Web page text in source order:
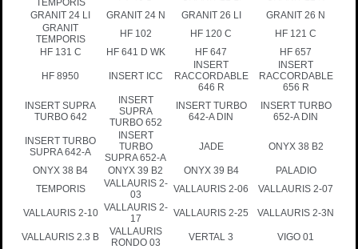
TEMPORIS
GRANIT 24 LI
GRANIT 24 N GRANIT 26 LI
GRANIT 26 N
GRANIT
TEMPORIS
HF 102 HF 120 C
HF 121 C
HF 131 C
HF 641 D WK HF 647 HF 657
HF 8950 INSERT ICC
INSERT
RACCORDABLE
646 R
INSERT
RACCORDABLE
656 R
INSERT SUPRA
TURBO 642
INSERT
SUPRA
TURBO 652
INSERT TURBO
642-A DIN
INSERT TURBO
652-A DIN
INSERT TURBO
SUPRA 642-A
INSERT
TURBO
SUPRA 652-A
JADE ONYX 38 B2
ONYX 38 B4 ONYX 39 B2 ONYX 39 B4
PALADIO
TEMPORIS
VALLAURIS 2-
03
VALLAURIS 2-06 VALLAURIS 2-07
VALLAURIS 2-10 VALLAURIS 2-
17
VALLAURIS 2-25 VALLAURIS 2-3N
VALLAURIS 2.3 B
VALLAURIS
RONDO 03
VERTAL 3 VIGO 01